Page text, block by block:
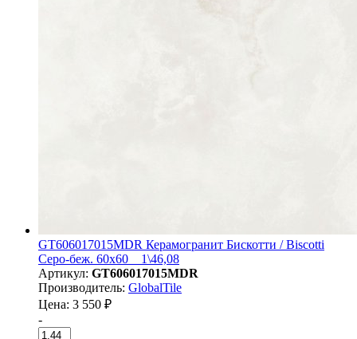
GT606017015MDR Керамогранит Бискотти / Biscotti
Серо-беж. 60x60 _ 1\46,08
Артикул: GT606017015MDR
Производитель: GlobalTile
Цена: 3 550 ₽
-